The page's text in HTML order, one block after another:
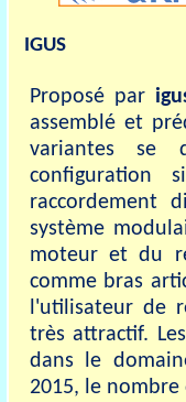
IGUS
Proposé par
assemblé et
variantes se
configuration
raccordement
système
moteur et du
comme bras
l'utilisateur de
très attractif.
dans le
2015, le